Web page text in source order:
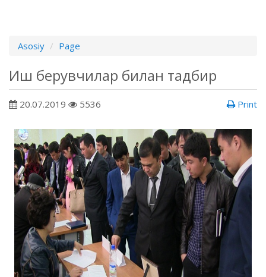
Asosiy Page
Иш берувчилар билан тадбир
20.07.2019 5536 Print